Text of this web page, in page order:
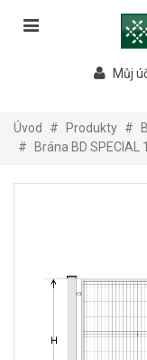
Můj
Úvod # Produkty #
#
Brána BD